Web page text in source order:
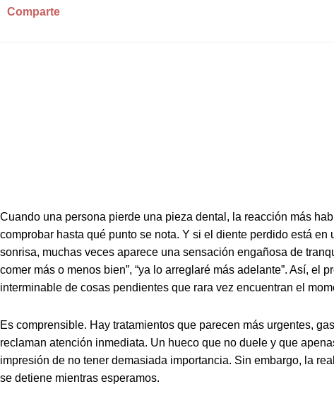
Comparte
Cuando una persona pierde una pieza dental, la reacción más
comprobar hasta qué punto se nota. Y si el diente perdido está
sonrisa, muchas veces aparece una sensación engañosa de
comer más o menos bien”, “ya lo arreglaré más adelante”. Así, el
interminable de cosas pendientes que rara vez encuentran el
Es comprensible. Hay tratamientos que parecen más urgentes,
reclaman atención inmediata. Un hueco que no duele y que
impresión de no tener demasiada importancia. Sin embargo, la
se detiene mientras esperamos.